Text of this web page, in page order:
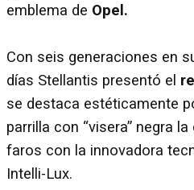
emblema de Opel.
Con seis generaciones en
días Stellantis presentó el
se destaca estéticamente
parrilla con “visera” negra
faros con la innovadora
Intelli-Lux.